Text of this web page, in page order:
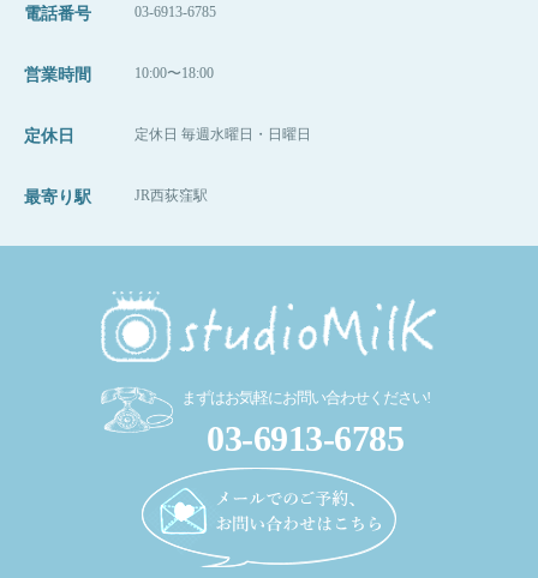
電話番号 03-6913-6785
営業時間 10:00〜18:00
定休日 定休日 毎週水曜日・日曜日
最寄り駅 JR西荻窪駅
まずはお気軽にお問い合わせください!
03-6913-6785